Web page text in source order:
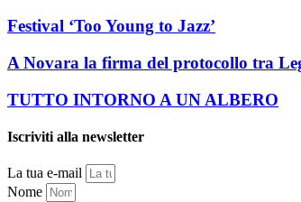
Festival ‘Too Young to Jazz’
A Novara la firma del protocollo tra
TUTTO INTORNO A UN ALBERO
Iscriviti alla newsletter
La tua e-mail
Nome